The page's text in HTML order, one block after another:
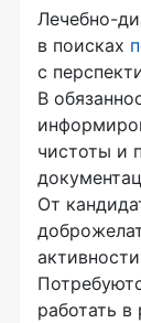
Лечебно-
в поисках
с
В
чистоты и
От
работать